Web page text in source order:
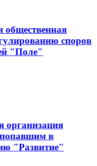
общественная
споров
"Поле"
организация
в
"Развитие"